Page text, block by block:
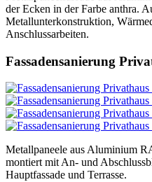
der Ecken in der Farbe anthra.
Metallunterkonstruktion,
Anschlussarbeiten.
Fassadensanierung
Metallpaneele aus Aluminium
montiert mit An- und
Hauptfassade und Terrasse.